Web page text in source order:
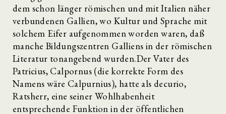
dem schon länger römischen und mit Italien näher
verbundenen Gallien, wo Kultur und Sprache mit
solchem Eifer aufgenommen worden waren, daß
manche Bildungszentren Galliens in der römischen
Literatur tonangebend wurden.Der Vater des
Patricius, Calpornus (die korrekte Form des
Namens wäre Calpurnius), hatte als decurio,
Ratsherr, eine seiner Wohlhabenheit
entsprechende Funktion in der öffentlichen